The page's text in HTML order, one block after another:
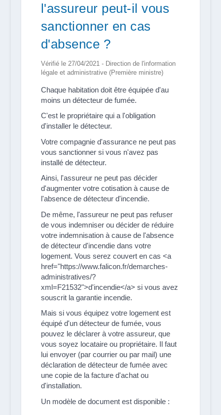
l'assureur peut-il vous
sanctionner en cas
d'absence ?
Vérifié le 27/04/2021 - Direction de l'information
légale et administrative (Première ministre)
Chaque habitation doit être équipée d'au
moins un détecteur de fumée.
C'est le propriétaire qui a l'obligation
d'installer le détecteur.
Votre compagnie d'assurance ne peut pas
vous sanctionner si vous n'avez pas
installé de détecteur.
Ainsi, l'assureur ne peut pas décider
d'augmenter votre cotisation à cause de
l'absence de détecteur d'incendie.
De même, l'assureur ne peut pas refuser
de vous indemniser ou décider de réduire
votre indemnisation à cause de l'absence
de détecteur d'incendie dans votre
logement. Vous serez couvert en cas <a
href="https://www.falicon.fr/demarches-
administratives/?
xml=F21532">d'incendie</a> si vous avez
souscrit la garantie incendie.
Mais si vous équipez votre logement est
équipé d'un détecteur de fumée, vous
pouvez le déclarer à votre assureur, que
vous soyez locataire ou propriétaire. Il faut
lui envoyer (par courrier ou par mail) une
déclaration de détecteur de fumée avec
une copie de la facture d'achat ou
d'installation.
Un modèle de document est disponible :